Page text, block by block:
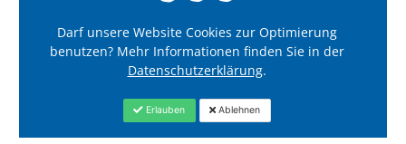
Darf unsere Website Cookies zur Optimierung
benutzen? Mehr Informationen finden Sie in der
Datenschutzerklärung.
Erlauben Ablehnen